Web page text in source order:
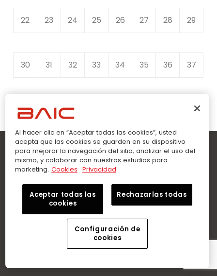
22 23 24 25 26 27 28 29
30 31 32 33 34 35 36 37
38 39 40
En BAIC Ecuador encuentra el sedán o SUV que buscas.
Llévate tu auto con Crédito Directo. Garantía de fábrica.
Talleres especializados y repuestos genuinos.
Al hacer clic en “Aceptar todas las cookies”, usted
acepta que las cookies se guarden en su dispositivo
para mejorar la navegación del sitio, analizar el uso del
mismo, y colaborar con nuestros estudios para
marketing. Cookies Privacidad
Aceptar todas las
cookies
Rechazarlas todas
Configuración de
cookies